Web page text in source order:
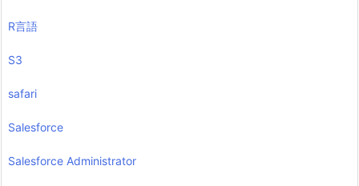
R言語
S3
safari
Salesforce
Salesforce Administrator